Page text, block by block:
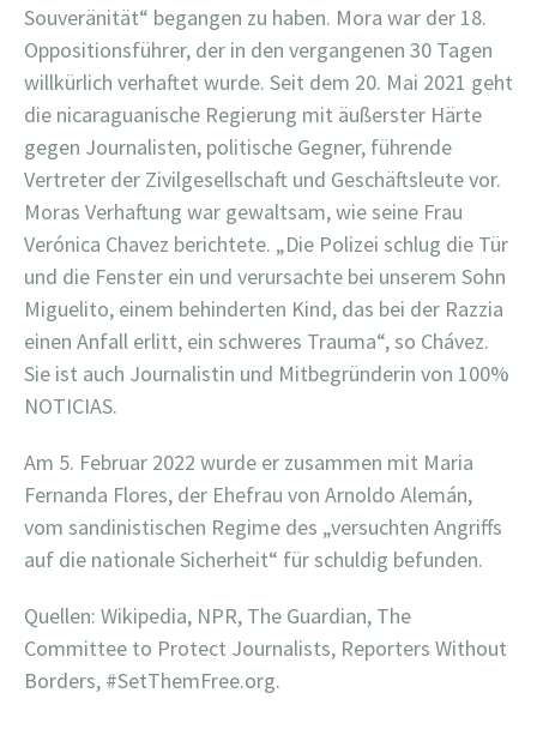
Souveränität“ begangen zu haben. Mora war der 18.
Oppositionsführer, der in den vergangenen 30 Tagen
willkürlich verhaftet wurde. Seit dem 20. Mai 2021 geht
die nicaraguanische Regierung mit äußerster Härte
gegen Journalisten, politische Gegner, führende
Vertreter der Zivilgesellschaft und Geschäftsleute vor.
Moras Verhaftung war gewaltsam, wie seine Frau
Verónica Chavez berichtete. „Die Polizei schlug die Tür
und die Fenster ein und verursachte bei unserem Sohn
Miguelito, einem behinderten Kind, das bei der Razzia
einen Anfall erlitt, ein schweres Trauma“, so Chávez.
Sie ist auch Journalistin und Mitbegründerin von 100%
NOTICIAS.
Am 5. Februar 2022 wurde er zusammen mit Maria
Fernanda Flores, der Ehefrau von Arnoldo Alemán,
vom sandinistischen Regime des „versuchten Angriffs
auf die nationale Sicherheit“ für schuldig befunden.
Quellen: Wikipedia, NPR, The Guardian, The
Committee to Protect Journalists, Reporters Without
Borders, #SetThemFree.org.